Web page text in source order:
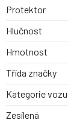
Protektor
Hlučnost
Hmotnost
Třída značky
Kategorie vozu
Zesílená